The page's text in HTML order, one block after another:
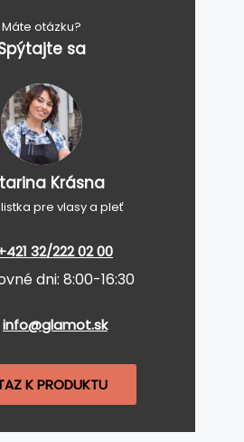
Máte otázku?
sa
Krásna
pre vlasy a pleť
32/222 02 00
dni: 8:00-16:30
info@glamot.sk
K PRODUKTU